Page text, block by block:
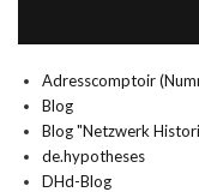
Adresscomptoir
Blog
Blog "Netzwerk
de.hypotheses
DHd-Blog